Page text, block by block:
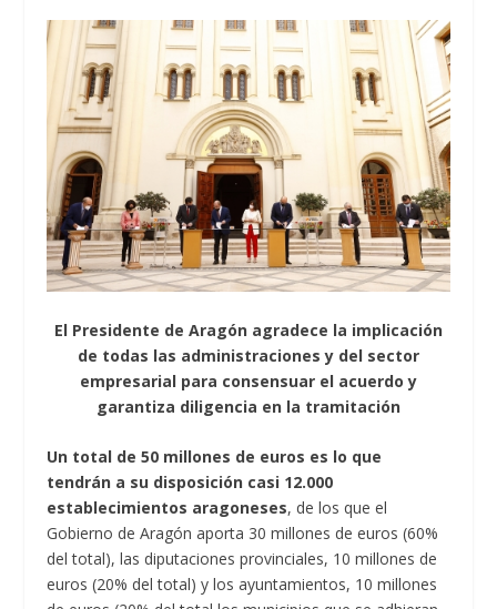
El Presidente de Aragón agradece la implicación
de todas las administraciones y del sector
empresarial para consensuar el acuerdo y
garantiza diligencia en la tramitación
Un total de 50 millones de euros es lo que
tendrán a su disposición casi 12.000
establecimientos aragoneses, de los que el
Gobierno de Aragón aporta 30 millones de euros (60%
del total), las diputaciones provinciales, 10 millones de
euros (20% del total) y los ayuntamientos, 10 millones